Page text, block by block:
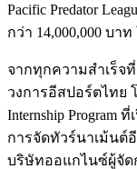
Pacific Predator
กว่า 14,000,000 บ
จากทุกความสำเร็จ
วงการอีสปอร์ตไทย
Internship
การจัดทัวร์นาเม้นต์
บริษัทออแกไนซ์ผู้จัดก